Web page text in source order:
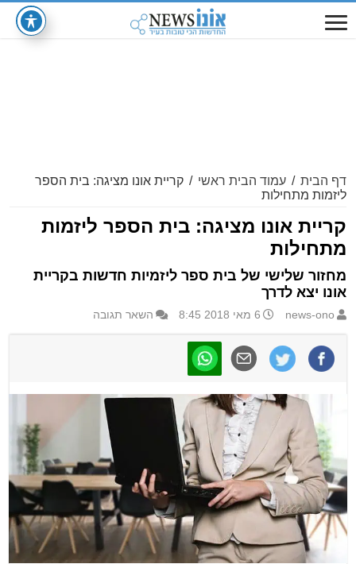
דף הבית / עמוד הבית ראשי / קריית אונו מציגה: בית הספר
ליזמות מתחילות
קריית אונו מציגה: בית הספר ליזמות
מתחילות
מחזור שלישי של בית ספר ליזמיות חדשות בקריית
אונו יצא לדרך
news-ono 6 מאי 2018 8:45 השאר תגובה